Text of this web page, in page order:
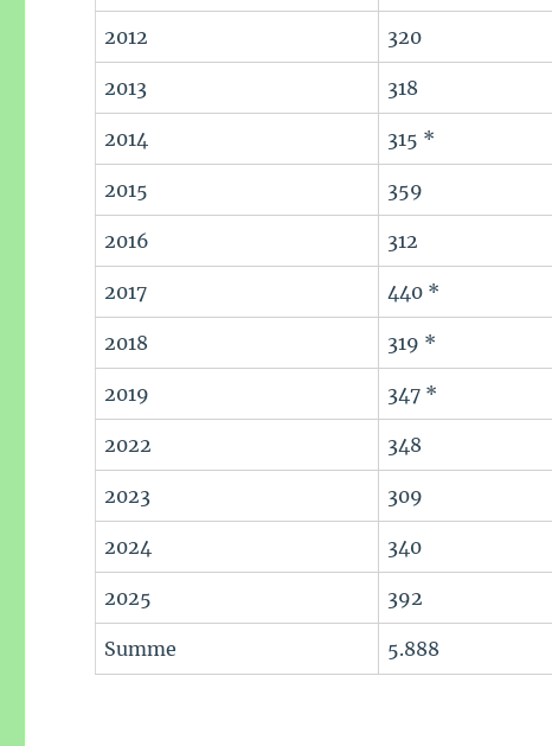
2012 320
2013 318
2014 315 *
2015 359
2016 312
2017 440 *
2018 319 *
2019 347 *
2022 348
2023 309
2024 340
2025 392
Summe 5.888